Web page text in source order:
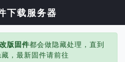
下载服务器
版固件都会做隐藏处理，直到
，最新固件请前往